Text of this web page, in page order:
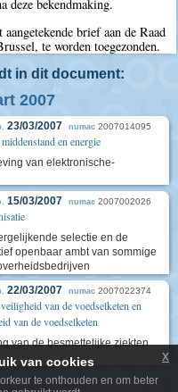
deze bekendmaking.
brief aan de Raad
te worden toegezonden.
in dit document:
2007
23/03/2007 numac 2007014095
en energie
van elektronische-
15/03/2007 numac 2007002026
selectie en de
openbaar ambt van sommige
22/03/2007 numac 2007022374
van de voedselketen en
van de voedselketen
van de besmettelijke ziekten
van cookies
te onthouden en om beter
x